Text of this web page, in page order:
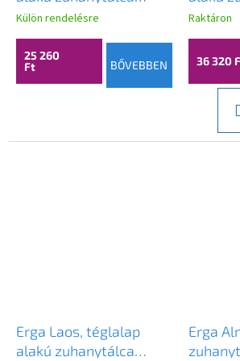
80x80x5cm, akril,
fényes fehér, ERG-V06-
ACR-8080S-WH-CR
Külön rendelésre
25 260
Ft
BŐVEBBEN
fehér
ACR-
Raktáron
36 320
Erga Laos, téglalap
alakú zuhanytálca
Erga